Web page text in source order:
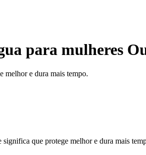
para mulheres
melhor e dura mais tempo.
que protege melhor e dura mais